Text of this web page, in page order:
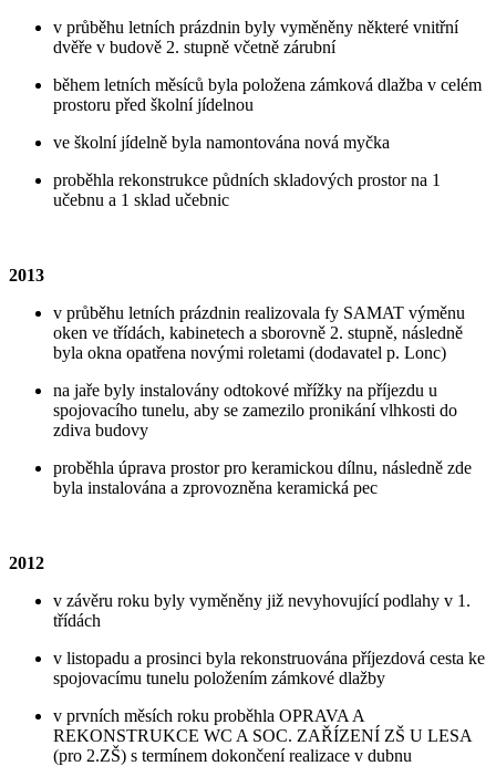
v průběhu letních prázdnin byly vyměněny některé vnitřní
dvěře v budově 2. stupně včetně zárubní
během letních měsíců byla položena zámková dlažba v celém
prostoru před školní jídelnou
ve školní jídelně byla namontována nová myčka
proběhla rekonstrukce půdních skladových prostor na 1
učebnu a 1 sklad učebnic
2013
v průběhu letních prázdnin realizovala fy SAMAT výměnu
oken ve třídách, kabinetech a sborovně 2. stupně, následně
byla okna opatřena novými roletami (dodavatel p. Lonc)
na jaře byly instalovány odtokové mřížky na příjezdu u
spojovacího tunelu, aby se zamezilo pronikání vlhkosti do
zdiva budovy
proběhla úprava prostor pro keramickou dílnu, následně zde
byla instalována a zprovozněna keramická pec
2012
v závěru roku byly vyměněny již nevyhovující podlahy v 1.
třídách
v listopadu a prosinci byla rekonstruována příjezdová cesta ke
spojovacímu tunelu položením zámkové dlažby
v prvních měsích roku proběhla OPRAVA A
REKONSTRUKCE WC A SOC. ZAŘÍZENÍ ZŠ U LESA
(pro 2.ZŠ) s termínem dokončení realizace v dubnu